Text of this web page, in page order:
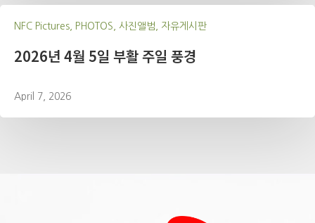
NFC Pictures, PHOTOS, 사진앨범, 자유게시판
2026년 4월 5일 부활 주일 풍경
April 7, 2026